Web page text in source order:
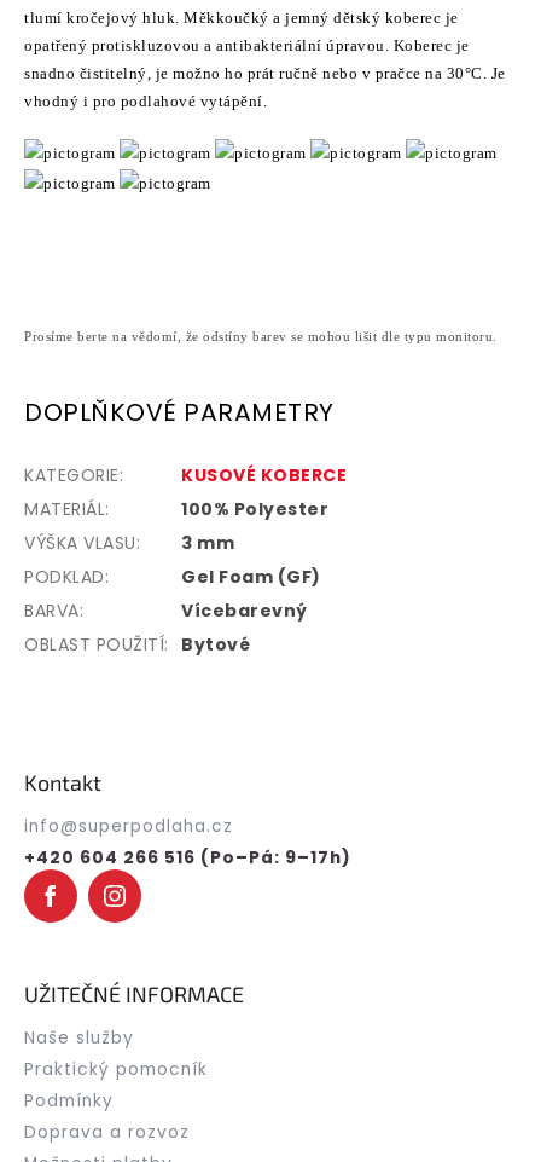
tlumí kročejový hluk. Měkkoučký a jemný dětský koberec je
opatřený protiskluzovou a antibakteriální úpravou. Koberec je
snadno čistitelný, je možno ho prát ručně nebo v pračce na 30°C. Je
vhodný i pro podlahové vytápění.
Prosíme berte na vědomí, že odstíny barev se mohou lišit dle typu monitoru.
DOPLŇKOVÉ PARAMETRY
KATEGORIE:
KUSOVÉ KOBERCE
MATERIÁL:
100% Polyester
VÝŠKA VLASU:
3 mm
PODKLAD:
Gel Foam (GF)
BARVA:
Vícebarevný
OBLAST POUŽITÍ:
Bytové
Kontakt
info@superpodlaha.cz
+420 604 266 516 (Po–Pá: 9–17h)
UŽITEČNÉ INFORMACE
Naše služby
Praktický pomocník
Podmínky
Doprava a rozvoz